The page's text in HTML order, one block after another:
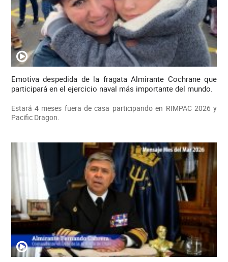
Emotiva despedida de la fragata Almirante Cochrane que
participará en el ejercicio naval más importante del mundo.
Estará 4 meses fuera de casa participando en RIMPAC 2026 y
Pacific Dragon.